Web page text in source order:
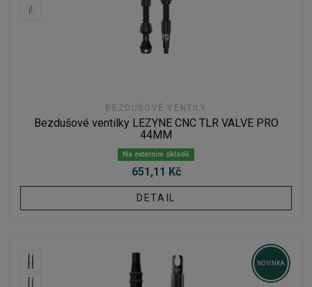
BEZDUŠOVÉ VENTILY
Bezdušové ventilky LEZYNE CNC TLR VALVE PRO
44MM
Na externím skladě
651,11 Kč
DETAIL
NOVINKA